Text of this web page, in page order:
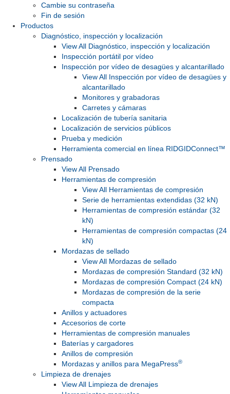
Cambie su contraseña
Fin de sesión
Productos
Diagnóstico, inspección y localización
View All Diagnóstico, inspección y localización
Inspección portátil por vídeo
Inspección por vídeo de desagües y alcantarillado
View All Inspección por vídeo de desagües y
alcantarillado
Monitores y grabadoras
Carretes y cámaras
Localización de tubería sanitaria
Localización de servicios públicos
Prueba y medición
Herramienta comercial en línea RIDGIDConnect™
Prensado
View All Prensado
Herramientas de compresión
View All Herramientas de compresión
Serie de herramientas extendidas (32 kN)
Herramientas de compresión estándar (32
kN)
Herramientas de compresión compactas (24
kN)
Mordazas de sellado
View All Mordazas de sellado
Mordazas de compresión Standard (32 kN)
Mordazas de compresión Compact (24 kN)
Mordazas de compresión de la serie
compacta
Anillos y actuadores
Accesorios de corte
Herramientas de compresión manuales
Baterías y cargadores
Anillos de compresión
Mordazas y anillos para MegaPress®
Limpieza de drenajes
View All Limpieza de drenajes